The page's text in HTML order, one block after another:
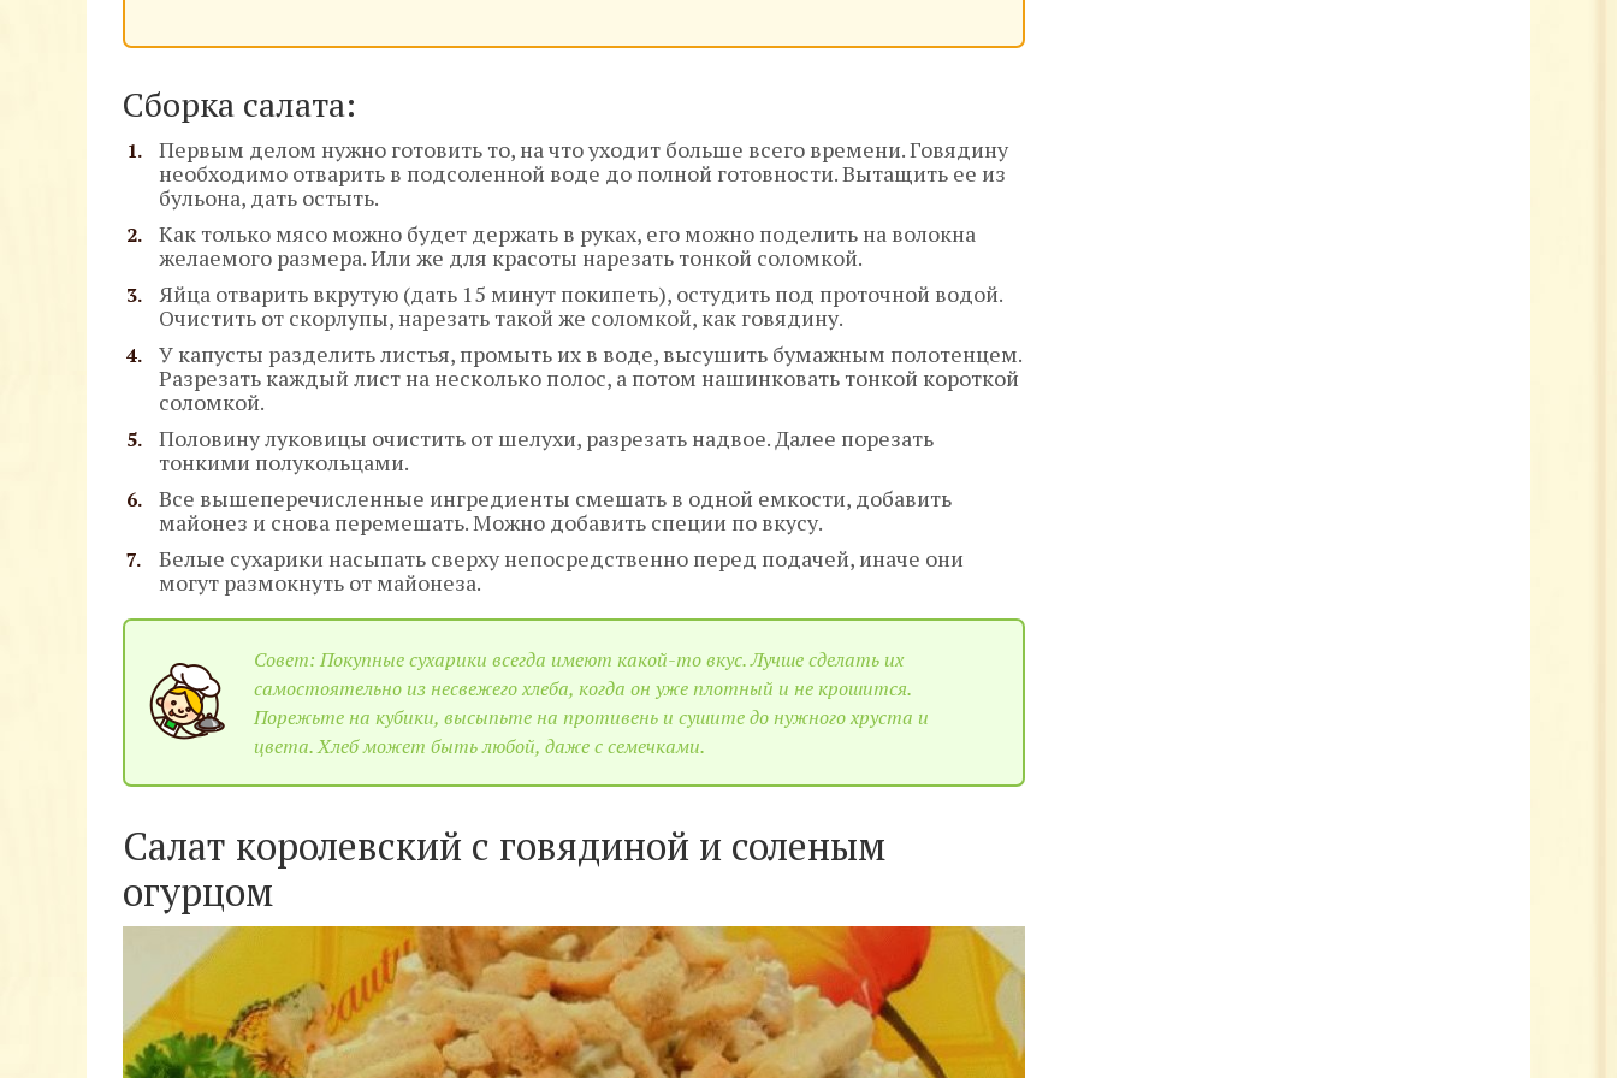
Сборка салата:
Первым делом нужно готовить то, на что уходит больше всего времени. Говядину
необходимо отварить в подсоленной воде до полной готовности. Вытащить ее из
бульона, дать остыть.
Как только мясо можно будет держать в руках, его можно поделить на волокна
желаемого размера. Или же для красоты нарезать тонкой соломкой.
Яйца отварить вкрутую (дать 15 минут покипеть), остудить под проточной водой.
Очистить от скорлупы, нарезать такой же соломкой, как говядину.
У капусты разделить листья, промыть их в воде, высушить бумажным полотенцем.
Разрезать каждый лист на несколько полос, а потом нашинковать тонкой короткой
соломкой.
Половину луковицы очистить от шелухи, разрезать надвое. Далее порезать
тонкими полукольцами.
Все вышеперечисленные ингредиенты смешать в одной емкости, добавить
майонез и снова перемешать. Можно добавить специи по вкусу.
Белые сухарики насыпать сверху непосредственно перед подачей, иначе они
могут размокнуть от майонеза.
Совет: Покупные сухарики всегда имеют какой-то вкус. Лучше сделать их
самостоятельно из несвежего хлеба, когда он уже плотный и не крошится.
Порежьте на кубики, высыпьте на противень и сушите до нужного хруста и
цвета. Хлеб может быть любой, даже с семечками.
Салат королевский с говядиной и соленым
огурцом